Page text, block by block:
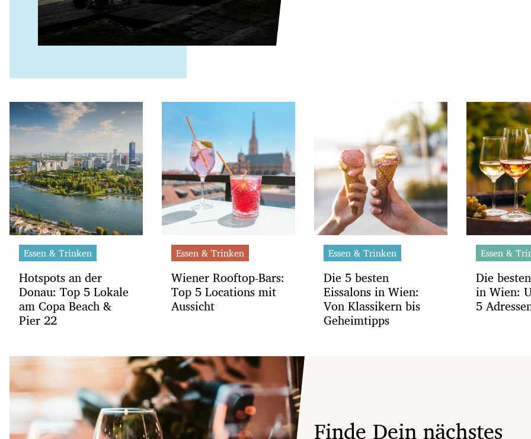
Essen & Trinken
Hotspots an der
Donau: Top 5 Lokale
am Copa Beach &
Pier 22
Essen & Trinken
Wiener Rooftop-Bars:
Top 5 Locations mit
Aussicht
Essen & Trinken
Die 5 besten
Eissalons in Wien:
Von Klassikern bis
Geheimtipps
Essen &
Die
in Wien:
5
Finde Dein nächstes